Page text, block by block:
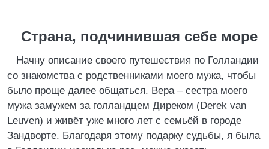
Страна, подчинившая себе море
Начну описание своего путешествия по Голландии
со знакомства с родственниками моего мужа, чтобы
было проще далее общаться. Вера – сестра моего
мужа замужем за голландцем Диреком (Derеk van
Leuven) и живёт уже много лет с семьёй в городе
Зандворте. Благодаря этому подарку судьбы, я была